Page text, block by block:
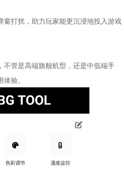
窗打扰，助力玩家能更沉浸地投入游戏
不管是高端旗舰机型，还是中低端手
验。